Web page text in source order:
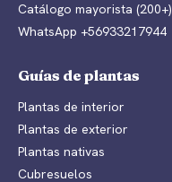
Catálogo mayorista (200+)
WhatsApp +56933217944
Guías de plantas
Plantas de interior
Plantas de exterior
Plantas nativas
Cubresuelos